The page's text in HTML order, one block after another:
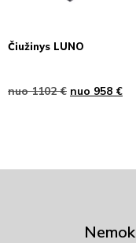
Čiužinys LUNO
nuo1102€ nuo 958 €